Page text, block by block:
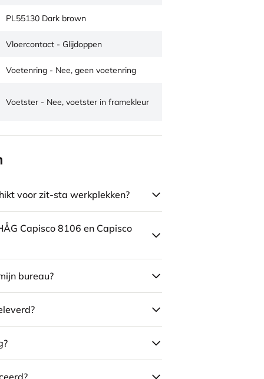
PL55130 Dark brown
Vloercontact - Glijdoppen
Voetenring - Nee, geen voetenring
Voetster - Nee, voetster in framekleur
voor zit-sta werkplekken?
Capisco 8106 en Capisco
bureau?